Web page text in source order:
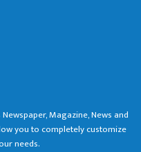
Magazine, News and
you to completely customize
needs.